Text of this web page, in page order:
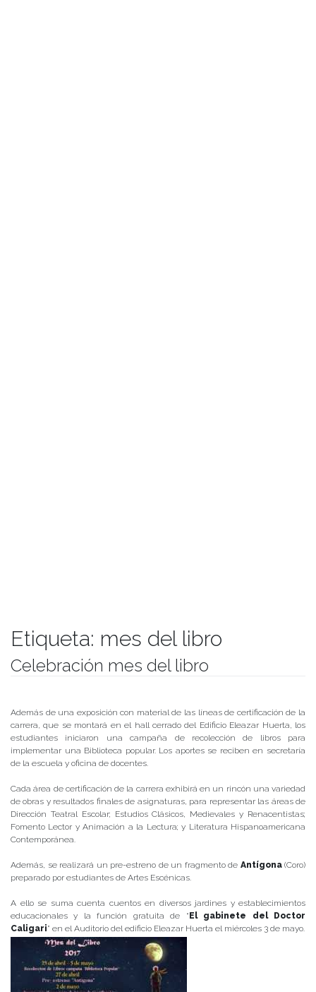
Etiqueta: mes del libro
Celebración mes del libro
Además de una exposición con material de las líneas de certificación de la
carrera, que se montará en el hall cerrado del Edificio Eleazar Huerta, los
estudiantes iniciaron una campaña de recolección de libros para
implementar una Biblioteca popular. Los aportes se reciben en secretaría
de la escuela y oficina de docentes.
Cada área de certificación de la carrera exhibirá en un rincón una variedad
de obras y resultados finales de asignaturas, para representar las áreas de
Dirección Teatral Escolar; Estudios Clásicos, Medievales y Renacentistas;
Fomento Lector y Animación a la Lectura; y Literatura Hispanoamericana
Contemporánea.
Además, se realizará un pre-estreno de un fragmento de Antígona(Coro)
preparado por estudiantes de Artes Escénicas.
A ello se suma cuenta cuentos en diversos jardines y establecimientos
educacionales y la función gratuita de “El gabinete del Doctor
Caligari” en el Auditorio del edificio Eleazar Huerta el miércoles 3 de mayo.